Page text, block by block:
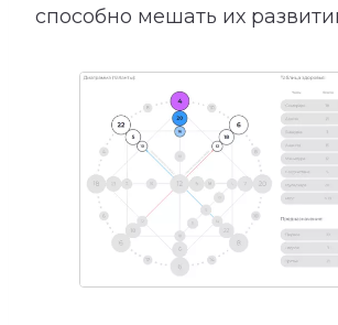
способно мешать их